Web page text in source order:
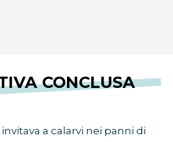
CONCLUSA
invitava a calarvi nei panni di